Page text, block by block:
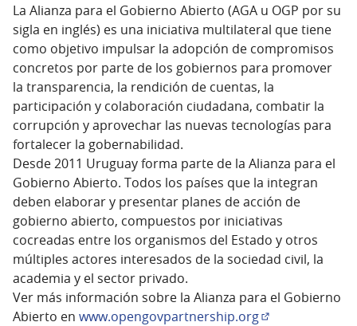
La Alianza para el Gobierno Abierto (AGA u OGP por su
sigla en inglés) es una iniciativa multilateral que tiene
como objetivo impulsar la adopción de compromisos
concretos por parte de los gobiernos para promover
la transparencia, la rendición de cuentas, la
participación y colaboración ciudadana, combatir la
corrupción y aprovechar las nuevas tecnologías para
fortalecer la gobernabilidad.
Desde 2011 Uruguay forma parte de la Alianza para el
Gobierno Abierto. Todos los países que la integran
deben elaborar y presentar planes de acción de
gobierno abierto, compuestos por iniciativas
cocreadas entre los organismos del Estado y otros
múltiples actores interesados de la sociedad civil, la
academia y el sector privado.
Ver más información sobre la Alianza para el Gobierno
Abierto en www.opengovpartnership.org